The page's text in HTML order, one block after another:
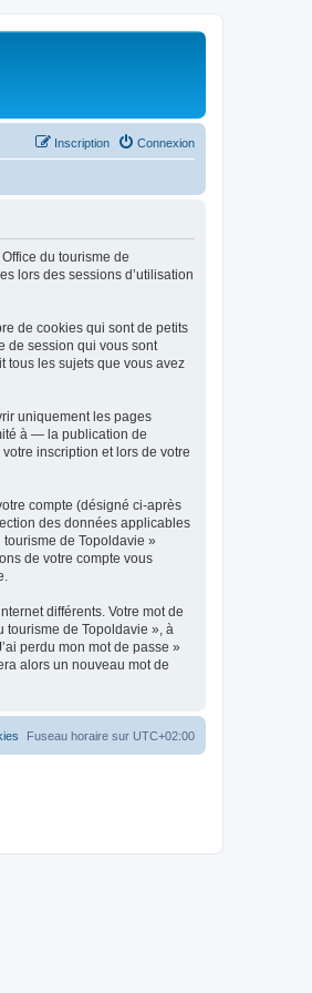
Connexion
Inscription
du tourisme de
lors des sessions d’utilisation
de cookies qui sont de petits
de session qui vous sont
tous les sujets que vous avez
uniquement les pages
à — la publication de
inscription et lors de votre
compte (désigné ci-après
des données applicables
de Topoldavie »
de votre compte vous
différents. Votre mot de
tourisme de Topoldavie », à
perdu mon mot de passe »
alors un nouveau mot de
Fuseau horaire sur UTC+02:00